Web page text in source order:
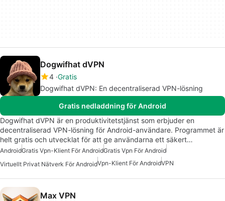
Dogwifhat dVPN
4 Gratis
Dogwifhat dVPN: En decentraliserad VPN-lösning
Gratis nedladdning för Android
Dogwifhat dVPN är en produktivitetstjänst som erbjuder en
decentraliserad VPN-lösning för Android-användare. Programmet är
helt gratis och utvecklat för att ge användarna ett säkert…
AndroidGratis Vpn-Klient För AndroidGratis Vpn För Android
Virtuellt Privat Nätverk För AndroidVpn-Klient För AndroidVPN
Max VPN